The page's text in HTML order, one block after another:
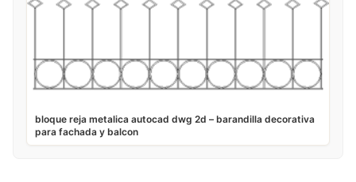
bloque reja metalica autocad dwg 2d – barandilla decorativa
para fachada y balcon